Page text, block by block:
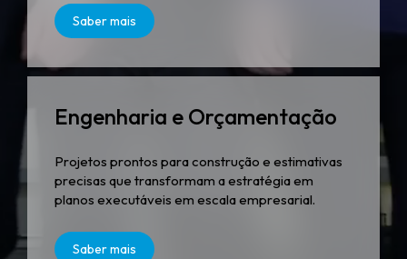
Saber mais
Engenharia e Orçamentação
Projetos prontos para construção e estimativas
precisas que transformam a estratégia em
planos executáveis ​​em escala empresarial.
Saber mais